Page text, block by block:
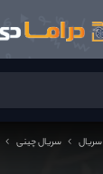
سریال سریال چینی